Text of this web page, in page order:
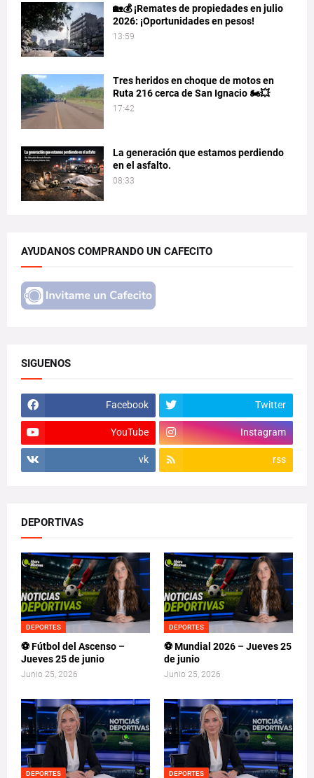
🏡💰 ¡Remates de propiedades en julio
2026: ¡Oportunidades en pesos!
13:59
Tres heridos en choque de motos en
Ruta 216 cerca de San Ignacio 🏍️💥
17:42
La generación que estamos perdiendo
en el asfalto.
08:33
AYUDANOS COMPRANDO UN CAFECITO
SIGUENOS
Facebook Twitter
YouTube Instagram
vk rss
DEPORTIVAS
DEPORTES
⚽ Fútbol del Ascenso –
Jueves 25 de junio
Junio 25, 2026
DEPORTES
⚽ Mundial 2026 – Jueves 25
de junio
Junio 25, 2026
DEPORTES DEPORTES